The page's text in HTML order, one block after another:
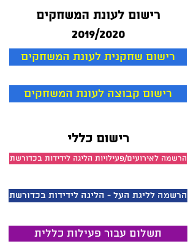
רישום לעונת המשחקים
2019/2020
רישום שחקנית לעונת המשחקים
רישום קבוצה לעונת המשחקים
רישום כללי
הרשמה לאירועים/פעילויות הליגה לידידות בכדורשת
הרשמה לליגת העל - הליגה לידידות בכדורשת
תשלום עבור פעילות כללית